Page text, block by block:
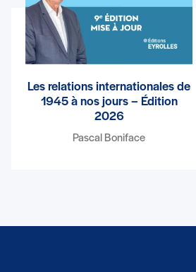
Les relations internationales de
1945 à nos jours – Édition
2026
Pascal Boniface